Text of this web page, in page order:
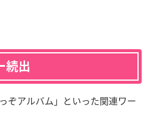
続出
ぞアルバム」といった関連ワー